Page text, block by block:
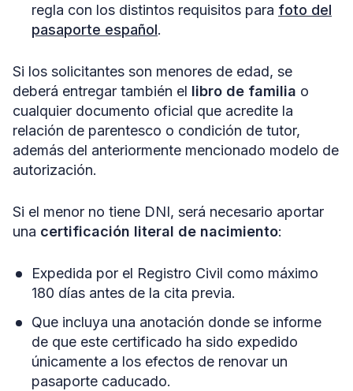
regla con los distintos requisitos para foto del
pasaporte español.
Si los solicitantes son menores de edad, se
deberá entregar también el libro de familia o
cualquier documento oficial que acredite la
relación de parentesco o condición de tutor,
además del anteriormente mencionado modelo de
autorización.
Si el menor no tiene DNI, será necesario aportar
una certificación literal de nacimiento:
Expedida por el Registro Civil como máximo
180 días antes de la cita previa.
Que incluya una anotación donde se informe
de que este certificado ha sido expedido
únicamente a los efectos de renovar un
pasaporte caducado.